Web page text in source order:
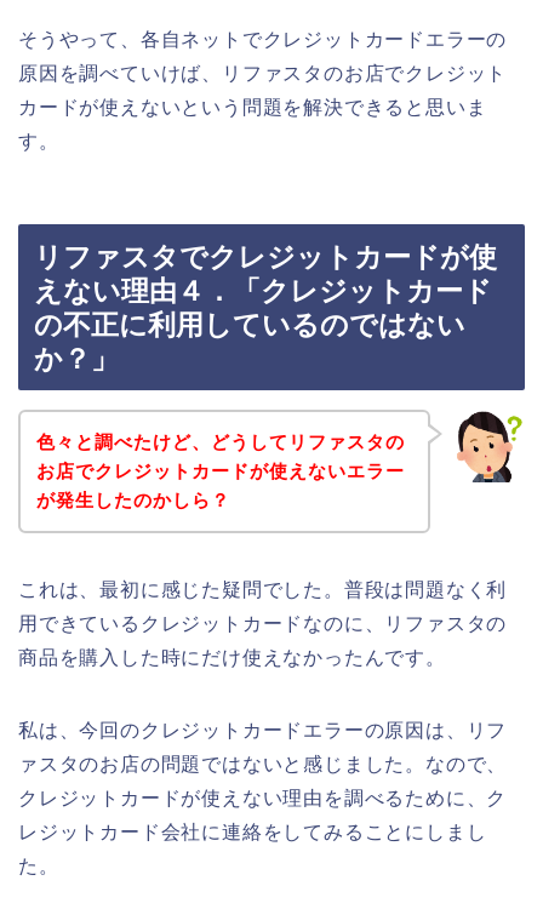
そうやって、各自ネットでクレジットカードエラーの
原因を調べていけば、リファスタのお店でクレジット
カードが使えないという問題を解決できると思いま
す。
リファスタでクレジットカードが使
えない理由４．「クレジットカード
の不正に利用しているのではない
か？」
色々と調べたけど、どうしてリファスタの
お店でクレジットカードが使えないエラー
が発生したのかしら？
これは、最初に感じた疑問でした。普段は問題なく利
用できているクレジットカードなのに、リファスタの
商品を購入した時にだけ使えなかったんです。
私は、今回のクレジットカードエラーの原因は、リフ
ァスタのお店の問題ではないと感じました。なので、
クレジットカードが使えない理由を調べるために、ク
レジットカード会社に連絡をしてみることにしまし
た。